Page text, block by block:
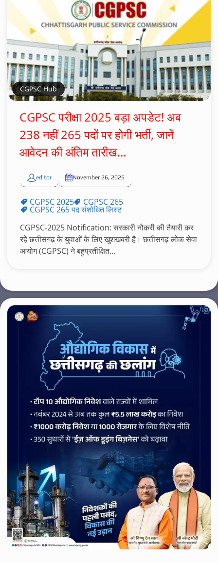
CGPSC Hub
CGPSC परीक्षा 2025 बड़ा अपडेट! अब
238 नहीं 265 पदों पर होगी भर्ती, जानें
आवेदन की अंतिम तारीख…
editor November 26, 2025
CGPSC 2025 CGPSC 265
CGPSC 265 पद संशोधित लिस्ट
CGPSC-2025 Notification: सरकारी नौकरी की तैयारी कर
रहे छत्तीसगढ़ के युवाओं के लिए खुशखबरी है। छत्तीसगढ़ लोक सेवा
आयोग (CGPSC) ने बहुप्रतीक्षित...